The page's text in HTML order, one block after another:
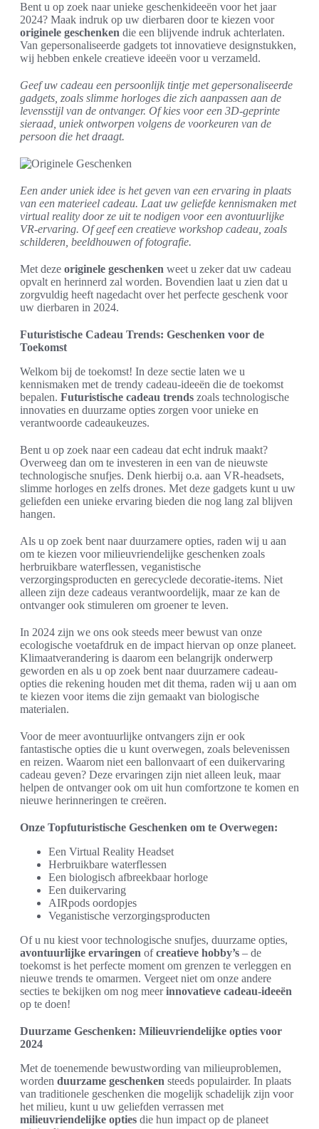
Bent u op zoek naar unieke geschenkideeën voor het jaar
2024? Maak indruk op uw dierbaren door te kiezen voor
originele geschenken die een blijvende indruk achterlaten.
Van gepersonaliseerde gadgets tot innovatieve designstukken,
wij hebben enkele creatieve ideeën voor u verzameld.
Geef uw cadeau een persoonlijk tintje met gepersonaliseerde
gadgets, zoals slimme horloges die zich aanpassen aan de
levensstijl van de ontvanger. Of kies voor een 3D-geprinte
sieraad, uniek ontworpen volgens de voorkeuren van de
persoon die het draagt.
Een ander uniek idee is het geven van een ervaring in plaats
van een materieel cadeau. Laat uw geliefde kennismaken met
virtual reality door ze uit te nodigen voor een avontuurlijke
VR-ervaring. Of geef een creatieve workshop cadeau, zoals
schilderen, beeldhouwen of fotografie.
Met deze originele geschenken weet u zeker dat uw cadeau
opvalt en herinnerd zal worden. Bovendien laat u zien dat u
zorgvuldig heeft nagedacht over het perfecte geschenk voor
uw dierbaren in 2024.
Futuristische Cadeau Trends: Geschenken voor de
Toekomst
Welkom bij de toekomst! In deze sectie laten we u
kennismaken met de trendy cadeau-ideeën die de toekomst
bepalen. Futuristische cadeau trends zoals technologische
innovaties en duurzame opties zorgen voor unieke en
verantwoorde cadeaukeuzes.
Bent u op zoek naar een cadeau dat echt indruk maakt?
Overweeg dan om te investeren in een van de nieuwste
technologische snufjes. Denk hierbij o.a. aan VR-headsets,
slimme horloges en zelfs drones. Met deze gadgets kunt u uw
geliefden een unieke ervaring bieden die nog lang zal blijven
hangen.
Als u op zoek bent naar duurzamere opties, raden wij u aan
om te kiezen voor milieuvriendelijke geschenken zoals
herbruikbare waterflessen, veganistische
verzorgingsproducten en gerecyclede decoratie-items. Niet
alleen zijn deze cadeaus verantwoordelijk, maar ze kan de
ontvanger ook stimuleren om groener te leven.
In 2024 zijn we ons ook steeds meer bewust van onze
ecologische voetafdruk en de impact hiervan op onze planeet.
Klimaatverandering is daarom een belangrijk onderwerp
geworden en als u op zoek bent naar duurzamere cadeau-
opties die rekening houden met dit thema, raden wij u aan om
te kiezen voor items die zijn gemaakt van biologische
materialen.
Voor de meer avontuurlijke ontvangers zijn er ook
fantastische opties die u kunt overwegen, zoals belevenissen
en reizen. Waarom niet een ballonvaart of een duikervaring
cadeau geven? Deze ervaringen zijn niet alleen leuk, maar
helpen de ontvanger ook om uit hun comfortzone te komen en
nieuwe herinneringen te creëren.
Onze Topfuturistische Geschenken om te Overwegen:
Een Virtual Reality Headset
Herbruikbare waterflessen
Een biologisch afbreekbaar horloge
Een duikervaring
AIRpods oordopjes
Veganistische verzorgingsproducten
Of u nu kiest voor technologische snufjes, duurzame opties,
avontuurlijke ervaringen ofcreatieve hobby’s – de
toekomst is het perfecte moment om grenzen te verleggen en
nieuwe trends te omarmen. Vergeet niet om onze andere
secties te bekijken om nog meerinnovatieve cadeau-ideeën
op te doen!
Duurzame Geschenken: Milieuvriendelijke opties voor
2024
Met de toenemende bewustwording van milieuproblemen,
worden duurzame geschenken steeds populairder. In plaats
van traditionele geschenken die mogelijk schadelijk zijn voor
het milieu, kunt u uw geliefden verrassen met
milieuvriendelijke opties die hun impact op de planeet